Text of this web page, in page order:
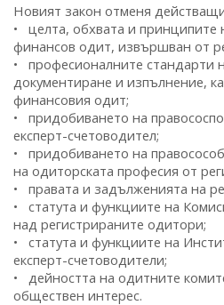
Новият закон отменя
• целта, обхвата и принципите
финансов одит, извършван от
• професионалните стандарти
документиране и изпълнение,
финансовия одит;
• придобиването на
експерт-счетоводител;
• придобиването на
на одиторската професия от
• правата и задълженията на
• статута и функциите на
над регистрираните одитори;
• статута и функциите на
експерт-счетоводители;
• дейността на одитните
обществен интерес.